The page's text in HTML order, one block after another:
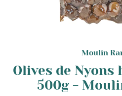
Moulin
Olives de Nyons
500g -